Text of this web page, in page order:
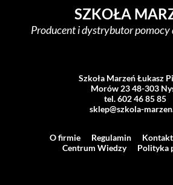
SZKOŁA
Producent i dystrybutor
Szkoła Marzeń Łukasz
Morów 23 48-303
tel. 602 46 85 85
sklep@szkola-
O firmie Regulamin Kontakt
Centrum Wiedzy
Polityka